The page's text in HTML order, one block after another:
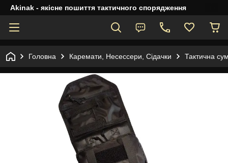
Akinak - якісне пошиття тактичного спорядження
Головна Каремати, Несессери, Сідачки Тактична